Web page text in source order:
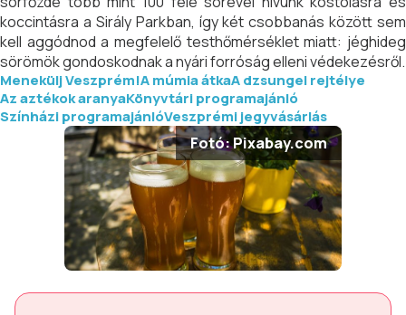
koccintásra a Sirály Parkban, így két csobbanás között sem
kell aggódnod a megfelelő testhőmérséklet miatt: jéghideg
sörömök gondoskodnak a nyári forróság elleni védekezésről.
Menekülj Veszprém!A múmia átkaA dzsungel rejtélye
Az aztékok aranyaKönyvtári programajánló
Színházi programajánlóVeszprémi jegyvásárlás
Fotó: Pixabay.com